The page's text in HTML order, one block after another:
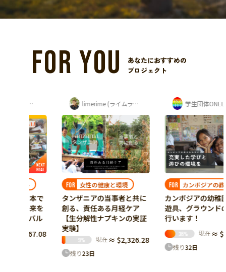
FOR YOU
あなたにおすすめの
プロジェクト
limerime (ライムライム) 須藤 紫音
女性の健康と環境
タンザニアの当事者と共に
創る、責任ある月経ケア
【生分解性ナプキンの実証
現在≈ $2,326.28
日
学生団体ONELIFE
カンボジアの教育
カンボジアの幼稚園再建と
遊具、グラウンドの支援を
行います！
現在≈ $1,832.80
日